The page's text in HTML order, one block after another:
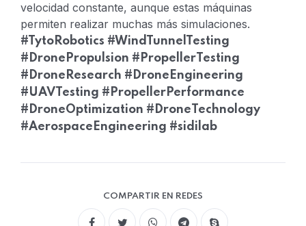
velocidad constante, aunque estas máquinas
permiten realizar muchas más simulaciones.
#TytoRobotics #WindTunnelTesting
#DronePropulsion #PropellerTesting
#DroneResearch #DroneEngineering
#UAVTesting #PropellerPerformance
#DroneOptimization #DroneTechnology
#AerospaceEngineering #sidilab
COMPARTIR EN REDES